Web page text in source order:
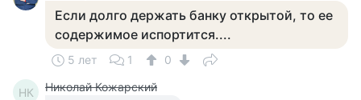
Если долго держать банку открытой, то ее
содержимое испортится....
5 лет 1 0
НК Николай Кожарский